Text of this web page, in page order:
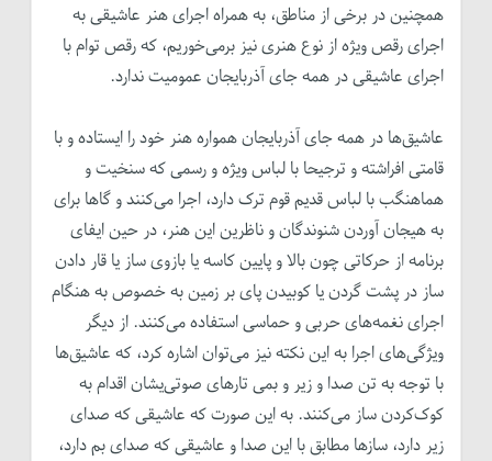
همچنین در برخی از مناطق، به همراه اجرای هنر عاشیقی به
اجرای رقص ویژه از نوع هنری نیز بر‌می‌خوریم، که رقص توام با
اجرای عاشیقی در همه جای آذربایجان عمومیت ندارد.
عاشیق‌ها در همه جای آذربایجان همواره هنر خود را ایستاده و با
قامتی افراشته و ترجیحا با لباس ویژه و رسمی که سنخیت و
هماهنگب با لباس قدیم قوم ترک دارد، اجرا می‌کنند و گاها برای
به هیجان آوردن شنوندگان و ناظرین این هنر، در حین ایفای
برنامه از حرکاتی چون بالا و پایین کاسه یا بازوی ساز یا قار دادن
ساز در پشت گردن یا کوبیدن پای بر زمین به خصوص به هنگام
اجرای نغمه‌های حربی و حماسی استفاده می‌کنند. از دیگر
ویژگی‌های اجرا به این نکته نیز می‌توان اشاره کرد، که عاشیق‌ها
با توجه به تن صدا و زیر و بمی تارهای صوتی‌یشان اقدام به
کوک‌کردن ساز می‌کنند. به این صورت که عاشیقی که صدای
زیر دارد، سازها مطابق با این صدا و عاشیقی که صدای بم دارد،